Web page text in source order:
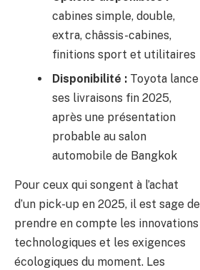
cabines simple, double,
extra, châssis-cabines,
finitions sport et utilitaires
Disponibilité : Toyota lance
ses livraisons fin 2025,
après une présentation
probable au salon
automobile de Bangkok
Pour ceux qui songent à l’achat
d’un pick-up en 2025, il est sage de
prendre en compte les innovations
technologiques et les exigences
écologiques du moment. Les